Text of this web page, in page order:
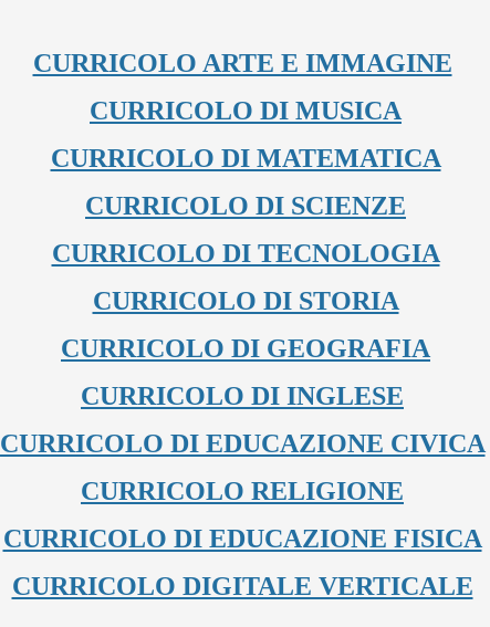
CURRICOLO ARTE E IMMAGINE
CURRICOLO DI MUSICA
CURRICOLO DI MATEMATICA
CURRICOLO DI SCIENZE
CURRICOLO DI TECNOLOGIA
CURRICOLO DI STORIA
CURRICOLO DI GEOGRAFIA
CURRICOLO DI INGLESE
CURRICOLO DI EDUCAZIONE CIVICA
CURRICOLO RELIGIONE
CURRICOLO DI EDUCAZIONE FISICA
CURRICOLO DIGITALE VERTICALE